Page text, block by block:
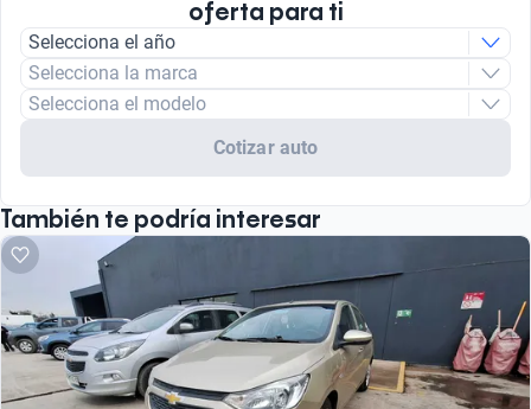
oferta para ti
Selecciona el año
Selecciona la marca
Selecciona el modelo
Cotizar auto
También te podría interesar